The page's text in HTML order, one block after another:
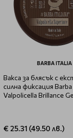
BARBA ITALIA
Вакса за блясък с
силна фиксация
Valpolicella Brillance
€ 25.31 (49.50 лв.)